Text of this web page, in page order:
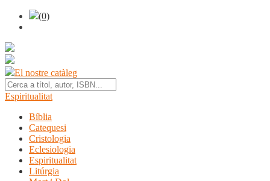
(0)
El nostre catàleg
Espiritualitat
Bíblia
Catequesi
Cristologia
Eclesiologia
Espiritualitat
Litúrgia